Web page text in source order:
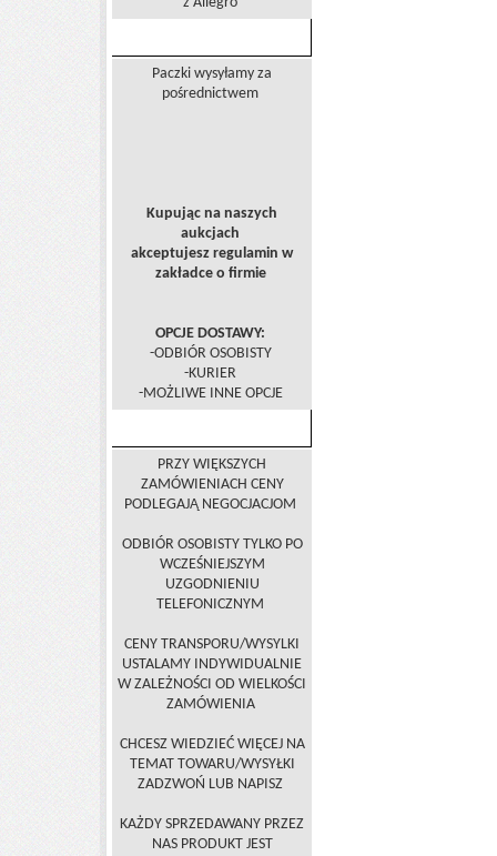
Paczki wysyłamy za
pośrednictwem
Kupując na naszych
aukcjach
akceptujesz regulamin w
zakładce o firmie
OPCJE DOSTAWY:
-ODBIÓR OSOBISTY
-KURIER
-MOŻLIWE INNE OPCJE
PRZY WIĘKSZYCH
ZAMÓWIENIACH CENY
PODLEGAJĄ NEGOCJACJOM
ODBIÓR OSOBISTY TYLKO PO
WCZEŚNIEJSZYM
UZGODNIENIU
TELEFONICZNYM
CENY TRANSPORU/WYSYLKI
USTALAMY INDYWIDUALNIE
W ZALEŻNOŚCI OD WIELKOŚCI
ZAMÓWIENIA
CHCESZ WIEDZIEĆ WIĘCEJ NA
TEMAT TOWARU/WYSYŁKI
ZADZWOŃ LUB NAPISZ
KAŻDY SPRZEDAWANY PRZEZ
NAS PRODUKT JEST